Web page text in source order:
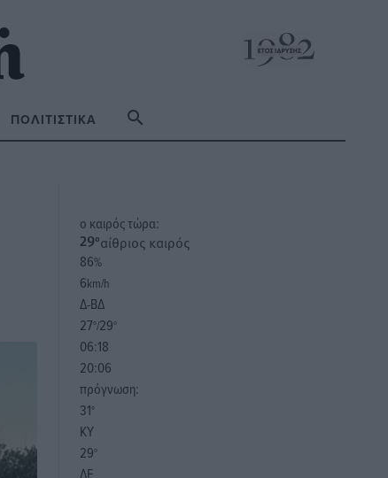
ΠΟΛΙΤΙΣΤΙΚΆ
o καιρός τώρα:
29°αίθριος καιρός
86%
6km/h
Δ-ΒΔ
27°/29°
06:18
20:06
πρόγνωση:
31°
ΚΥ
29°
ΔΕ